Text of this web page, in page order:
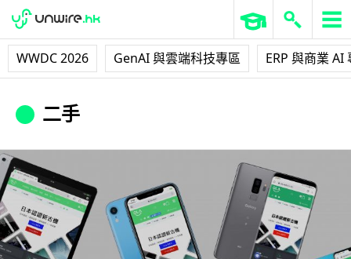
WWDC 2026 GenAI 與雲端科技專區 ERP 與商業 AI
二手